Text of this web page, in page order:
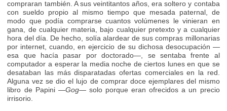
compraran también. A sus veintitantos años, era soltero y contaba
con sueldo propio al mismo tiempo que mesada paternal, de
modo que podía comprarse cuantos volúmenes le vinieran en
gana, de cualquier materia, bajo cualquier pretexto y a cualquier
hora del día. De hecho, solía alardear de sus compras millonarias
por internet, cuando, en ejercicio de su dichosa desocupación —
esa que hacía pasar por doctorado—, se sentaba frente al
computador a esperar la media noche de ciertos lunes en que se
desataban las más disparatadas ofertas comerciales en la red.
Alguna vez se dio el lujo de comprar doce ejemplares del mismo
libro de Papini —Gog— solo porque eran ofrecidos a un precio
irrisorio.